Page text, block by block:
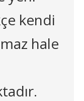
kendi
hale